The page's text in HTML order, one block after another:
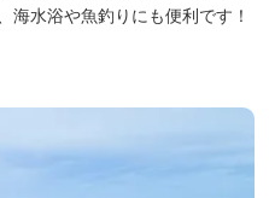
海水浴や魚釣りにも便利です！